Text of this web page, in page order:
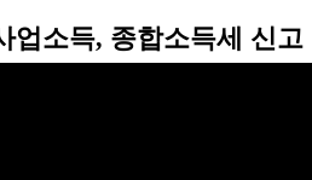
업소득, 종합소득세 신